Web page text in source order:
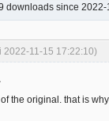
downloads since 2022-
2022-11-15 17:22:10)
the original. that is